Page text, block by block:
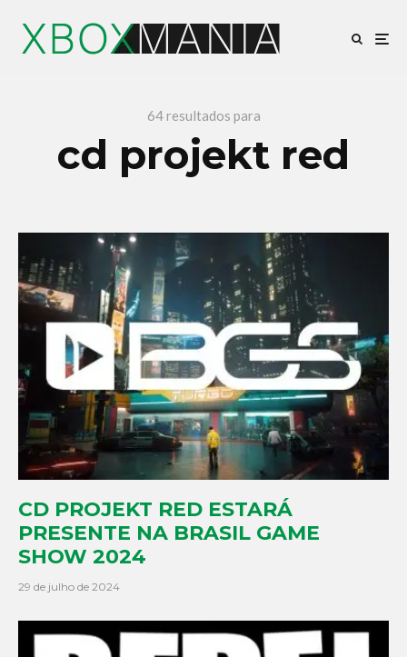
64 resultados para
cd projekt red
CD PROJEKT RED ESTARÁ
PRESENTE NA BRASIL GAME
SHOW 2024
29 de julho de 2024